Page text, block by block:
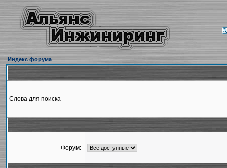
Индекс форума
Слова для поиска
Форум: